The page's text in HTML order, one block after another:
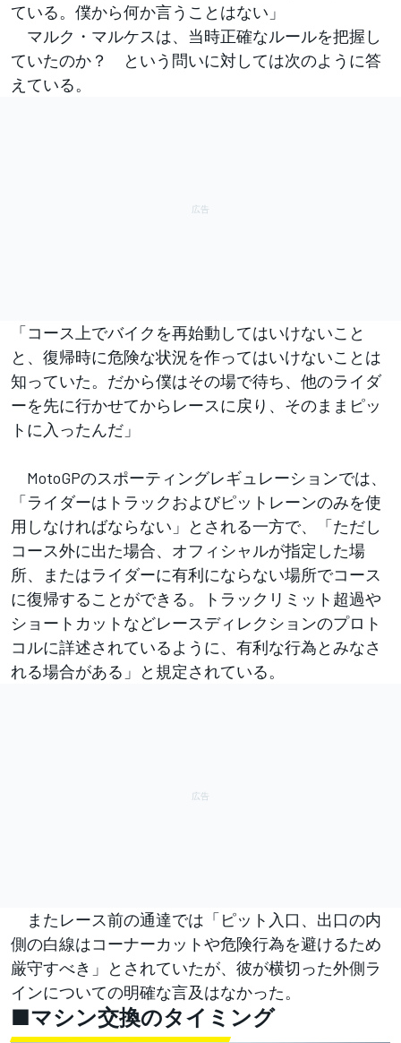
ている。僕から何か言うことはない」
マルク・マルケスは、当時正確なルールを把握し
ていたのか？ という問いに対しては次のように答
えている。
「コース上でバイクを再始動してはいけないこと
と、復帰時に危険な状況を作ってはいけないことは
知っていた。だから僕はその場で待ち、他のライダ
ーを先に行かせてからレースに戻り、そのままピッ
トに入ったんだ」
MotoGPのスポーティングレギュレーションでは、
「ライダーはトラックおよびピットレーンのみを使
用しなければならない」とされる一方で、「ただし
コース外に出た場合、オフィシャルが指定した場
所、またはライダーに有利にならない場所でコース
に復帰することができる。トラックリミット超過や
ショートカットなどレースディレクションのプロト
コルに詳述されているように、有利な行為とみなさ
れる場合がある」と規定されている。
またレース前の通達では「ピット入口、出口の内
側の白線はコーナーカットや危険行為を避けるため
厳守すべき」とされていたが、彼が横切った外側ラ
インについての明確な言及はなかった。
■マシン交換のタイミング